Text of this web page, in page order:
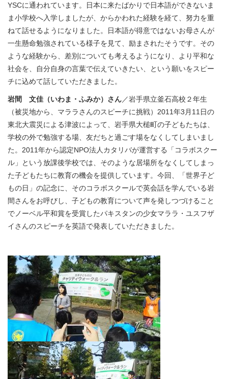
YSCに通われています。日本に来たばかりで日本語ができないま
ま小学校へ入学しましたが、からかわれた経験を経て、努力を重
ねて話せるようになりました。日本語が得意ではないお母さんが
一生懸命勉強されている様子を見て、励まされたそうです。その
ような経験から、差別についても考えるようになり、より平和な
社会を、自分自身の言葉で伝えていきたい、という願いをスピー
チに込めて話していただきました。
岩間 文佳（いわま・ふみか）さん／岩手県立釜石高校２年生
（被災地から、マララさんのスピーチに挑戦）2011年3月11日の
東北大震災による津波によって、岩手県大槌町の子どもたちは、
学校の外で勉強する場、友だちと過ごす場をなくしてしまいまし
た。2011年から認定NPO法人カタリバが運営する「コラボスクー
ル」という放課後学校では、そのような居場所をなくしてしまっ
た子どもたちに教育の機会を提供しています。今回、「世界子ど
もの日」の記念に、そのコラボスクールで英会話を学んでいる岩
間さんをお呼びし、子どもの教育について声を発しつづけること
でノーベル平和賞を受賞したパキスタンの少女マララ・ユスフザ
イさんのスピーチを英語で発表していただきました。